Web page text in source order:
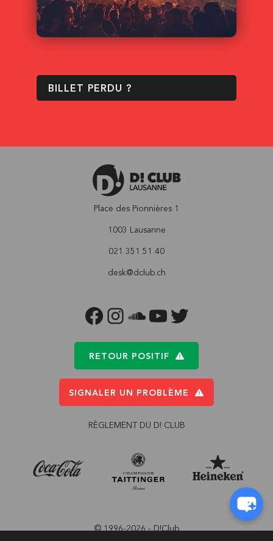
BILLET PERDU ?
Place des Pionnières 1
1003 Lausanne
021 351 51 40
desk@dclub.ch
FACEBOOKINSTAGRAM
SOUNDCLOUD
YOUTUBETWITTER
RETOUR POSITIF
SIGNALER UN PROBLÈME
RÈGLEMENT DU D! CLUB
© 1996-2026 - D!Club